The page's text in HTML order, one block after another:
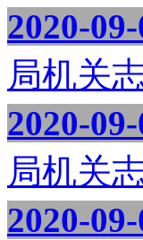
2020-
局机关
2020-
局机关
2020-